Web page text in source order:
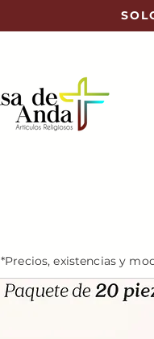
*Precios, existencias y